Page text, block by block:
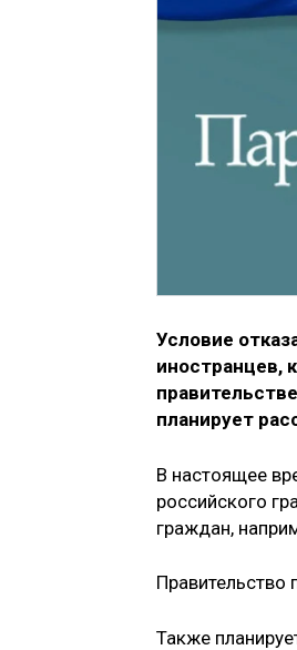
Условие
иностранцев,
планирует
В настоящее
российского
граждан,
Правительство
Также